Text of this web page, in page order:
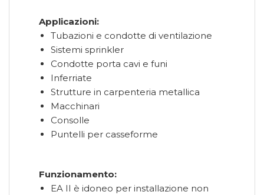
Applicazioni:
Tubazioni e condotte di ventilazione
Sistemi sprinkler
Condotte porta cavi e funi
Inferriate
Strutture in carpenteria metallica
Macchinari
Consolle
Puntelli per casseforme
Funzionamento:
EA II è idoneo per installazione non